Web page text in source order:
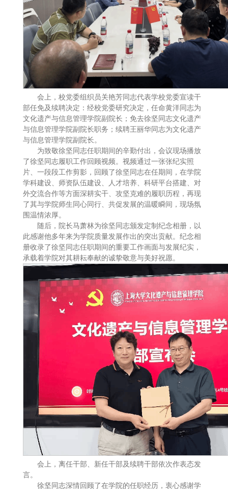
会上，校党委组织员关艳芳同志代表学校党委宣读干
部任免及续聘决定：经校党委研究决定，任命黄洋同志为
文化遗产与信息管理学院副院长；免去徐坚同志文化遗产
与信息管理学院副院长职务；续聘王丽华同志为文化遗产
与信息管理学院副院长。
为致敬徐坚同志任职期间的辛勤付出，会议现场播放
了徐坚同志履职工作回顾视频。视频通过一张张纪实照
片、一段段工作剪影，回顾了徐坚同志在任期间，在学院
学科建设、师资队伍建设、人才培养、科研平台搭建、对
外交流合作等方面深耕实干、攻坚克难的履职历程，再现
了其与学院师生同心同行、共促发展的温暖瞬间，现场氛
围温情浓厚。
随后，院长马萧林为徐坚同志颁发定制纪念相册，以
此感谢他多年来为学院质量发展作出的突出贡献。纪念相
册收录了徐坚同志任职期间的重要工作画面与发展纪实，
承载着学院对其耕耘奉献的诚挚敬意与美好祝愿。
会上，离任干部、新任干部及续聘干部依次作表态发
言。
徐坚同志深情回顾了在学院的任职经历，衷心感谢学